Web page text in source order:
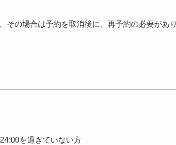
その場合は予約を取消後に、再予約の必要があり
を過ぎていない方